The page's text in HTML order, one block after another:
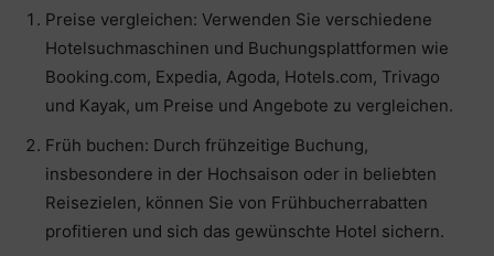
Preise vergleichen: Verwenden Sie verschiedene
Hotelsuchmaschinen und Buchungsplattformen wie
Booking.com, Expedia, Agoda, Hotels.com, Trivago
und Kayak, um Preise und Angebote zu vergleichen.
Früh buchen: Durch frühzeitige Buchung,
insbesondere in der Hochsaison oder in beliebten
Reisezielen, können Sie von Frühbucherrabatten
profitieren und sich das gewünschte Hotel sichern.